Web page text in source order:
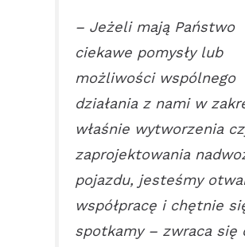
– Jeżeli mają Państwo
ciekawe pomysły lub
możliwości wspólnego
działania z nami w
właśnie wytworzenia
zaprojektowania
pojazdu, jesteśmy
współpracę i chętnie
spotkamy – zwraca się